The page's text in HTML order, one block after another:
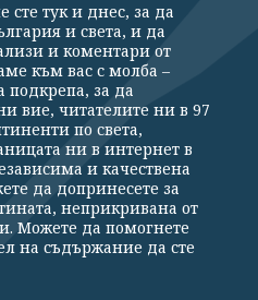
за поверителност
Контакти
За Клуб Z
ни
Медия“ ЕООД, София, ул. "Алеко
2026 „Клуб Зебра Медия“
сте тук и днес, за да
и света, и да
и коментари от
към вас с молба –
за да
вие, читателите ни в 97
по света,
ни в интернет в
и качествена
да допринесете за
неприкривана от
Можете да помогнете
на съдържание да сте